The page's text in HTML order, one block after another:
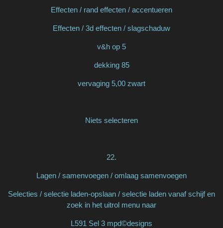
Effecten / rand effecten / accentueren
Effecten / 3d effecten / slagschaduw
v&h op 5
dekking 85
vervaging 5,00 zwart
Niets selecteren
22.
Lagen / samenvoegen / omlaag samenvoegen
Selecties / selectie laden-opslaan / selectie laden vanaf schijf en
zoek in het uitrol menu naar
L591 Sel 3 mpd©designs